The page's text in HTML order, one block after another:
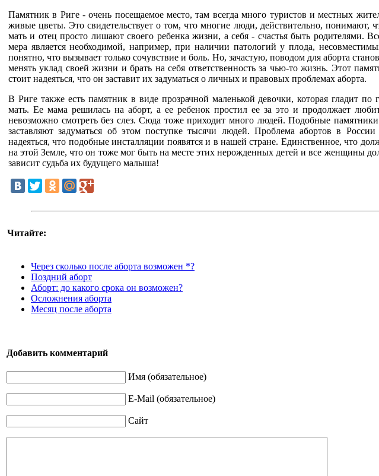
Памятник в Риге - очень посещаемое место, там всегда много туристов и местных
живые цветы. Это свидетельствует о том, что многие люди, действительно, понимают,
мать и отец просто лишают своего ребенка жизни, а себя - счастья быть родителями.
мера является необходимой, например, при наличии патологий у плода,
понятно, что вызывает только сочувствие и боль. Но, зачастую, поводом для аборта
менять уклад своей жизни и брать на себя ответственность за чью-то жизнь. Этот
стоит надеяться, что он заставит их задуматься о личных и правовых проблемах аборта.
В Риге также есть памятник в виде прозрачной маленькой девочки, которая гладит по
мать. Ее мама решилась на аборт, а ее ребенок простил ее за это и продолжает
невозможно смотреть без слез. Сюда тоже приходит много людей. Подобные
заставляют задуматься об этом поступке тысячи людей. Проблема абортов в
надеяться, что подобные инсталляции появятся и в нашей стране. Единственное, что
на этой Земле, что он тоже мог быть на месте этих нерожденных детей и все женщины
зависит судьба их будущего малыша!
Читайте:
Через сколько после аборта возможен *?
Поздний аборт
Аборт: до какого срока он возможен?
Осложнения аборта
Месяц после аборта
Добавить комментарий
Имя (обязательное)
E-Mail (обязательное)
Сайт